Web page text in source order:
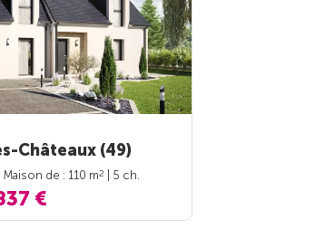
Châteaux (49)
| Maison de : 110 m2
| 5 ch.
€